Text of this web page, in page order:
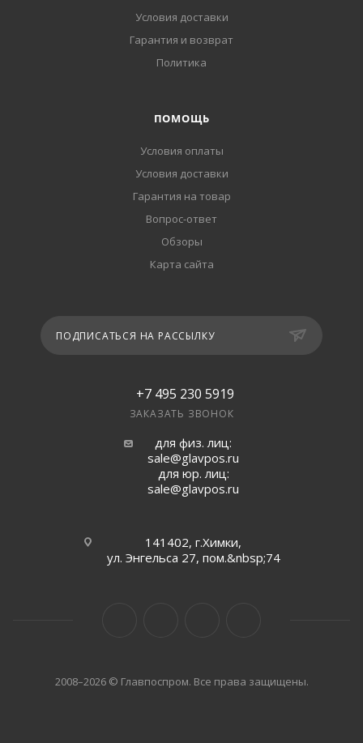
Условия доставки
Гарантия и возврат
Политика
ПОМОЩЬ
Условия оплаты
Условия доставки
Гарантия на товар
Вопрос-ответ
Обзоры
Карта сайта
ПОДПИСАТЬСЯ НА РАССЫЛКУ
+7 495 230 5919
ЗАКАЗАТЬ ЗВОНОК
для физ. лиц:
sale@glavpos.ru
для юр. лиц:
sale@glavpos.ru
141402, г.Химки,
ул. Энгельса 27, пом.&nbsp;74
2008–2026 © Главпоспром. Все права защищены.